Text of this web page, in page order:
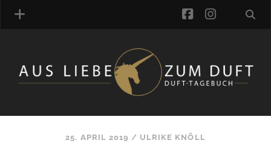
MANUFAKTUREN
DUFTNOTEN
facebook
25. APRIL 2019 / ULRIKE KNÖLL